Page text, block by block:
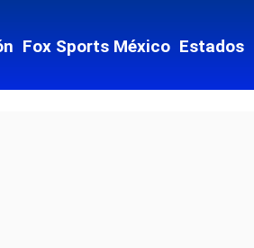
Fox Sports México Estados